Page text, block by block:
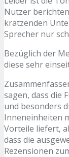
Nutzer
kratzenden
Sprecher nur
Bezüglich der
diese sehr
sagen, dass die
und besonders
Inneneinheiten
Vorteile liefert,
dass die
Rezensionen